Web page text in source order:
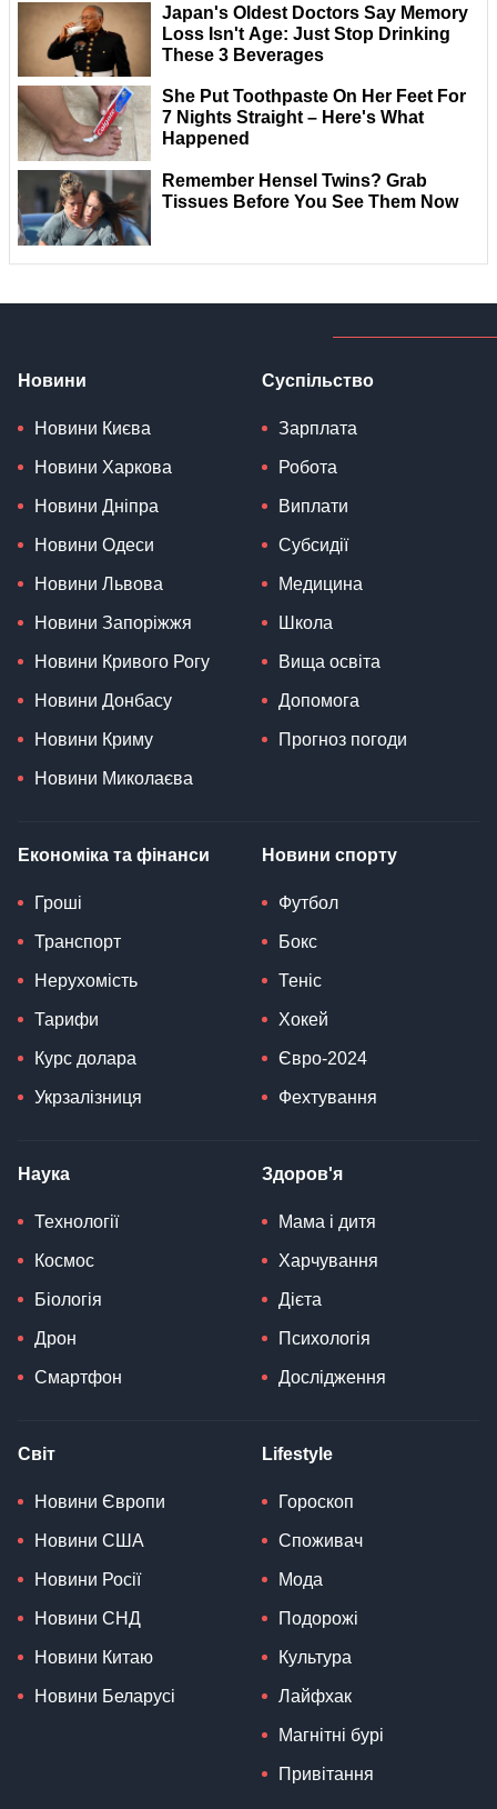
Новини
Новини Києва
Новини Харкова
Новини Дніпра
Новини Одеси
Новини Львова
Новини Запоріжжя
Новини Кривого Рогу
Новини Донбасу
Новини Криму
Новини Миколаєва
Суспільство
Зарплата
Робота
Виплати
Субсидії
Медицина
Школа
Вища освіта
Допомога
Прогноз погоди
Економіка та фінанси
Гроші
Транспорт
Нерухомість
Тарифи
Курс долара
Укрзалізниця
Новини спорту
Футбол
Бокс
Теніс
Хокей
Євро-2024
Фехтування
Наука
Технології
Космос
Біологія
Дрон
Смартфон
Здоров'я
Мама і дитя
Харчування
Дієта
Психологія
Дослідження
Світ
Новини Європи
Новини США
Новини Росії
Новини СНД
Новини Китаю
Новини Беларусі
Lifestyle
Гороскоп
Споживач
Мода
Подорожі
Культура
Лайфхак
Магнітні бурі
Привітання